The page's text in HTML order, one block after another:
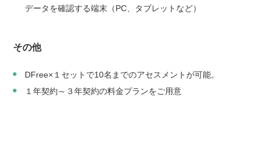
データを確認する端末（PC、タブレットなど）
その他
DFree×１セットで10名までのアセスメントが可能。
１年契約～３年契約の料金プランをご用意